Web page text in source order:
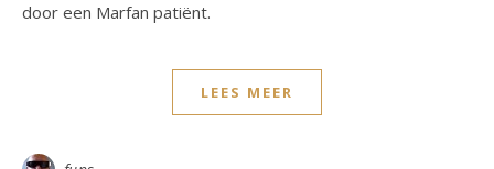
door een Marfan patiënt.
LEES MEER